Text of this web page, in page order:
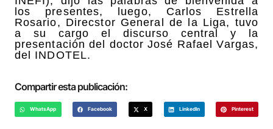
los presentes, luego, Carlos Estrella
Rosario, Direcstor General de la Liga, tuvo
a su cargo el discurso central y la
presentación del doctor José Rafael Vargas,
del INDOTEL.
Compartir esta publicación:
WhatsApp Facebook X LinkedIn Pinterest